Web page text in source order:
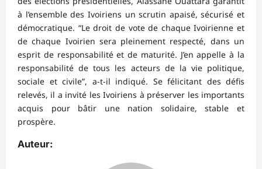
à l’ensemble des Ivoiriens un scrutin apaisé, sécurisé et
démocratique. “Le droit de vote de chaque Ivoirienne et
de chaque Ivoirien sera pleinement respecté, dans un
esprit de responsabilité et de maturité. J’en appelle à la
responsabilité de tous les acteurs de la vie politique,
sociale et civile”, a-t-il indiqué. Se félicitant des défis
relevés, il a invité les Ivoiriens à préserver les importants
acquis pour bâtir une nation solidaire, stable et
prospère.
Auteur: